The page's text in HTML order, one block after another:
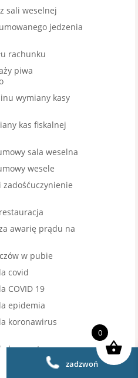
sali weselnej
jedzenia
rachunku
piwa
wymiany kasy
kas fiskalnej
sala weselna
wesele
awarię prądu na
w pubie
covid
COVID 19
epidemia
koronawirus
kwarantanna
w miejscu pracyzadzwoń
0